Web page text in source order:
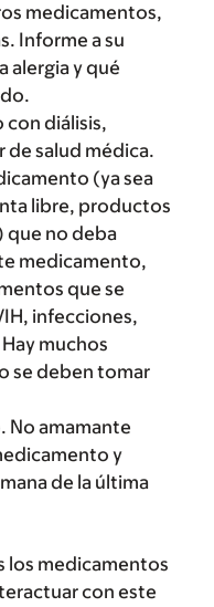
medicamentos,
Informe a su
alergia y qué
con diálisis,
salud médica.
(ya sea
libre, productos
que no deba
medicamento,
que se
infecciones,
muchos
se deben tomar
No amamante
y
de la última
los medicamentos
con este